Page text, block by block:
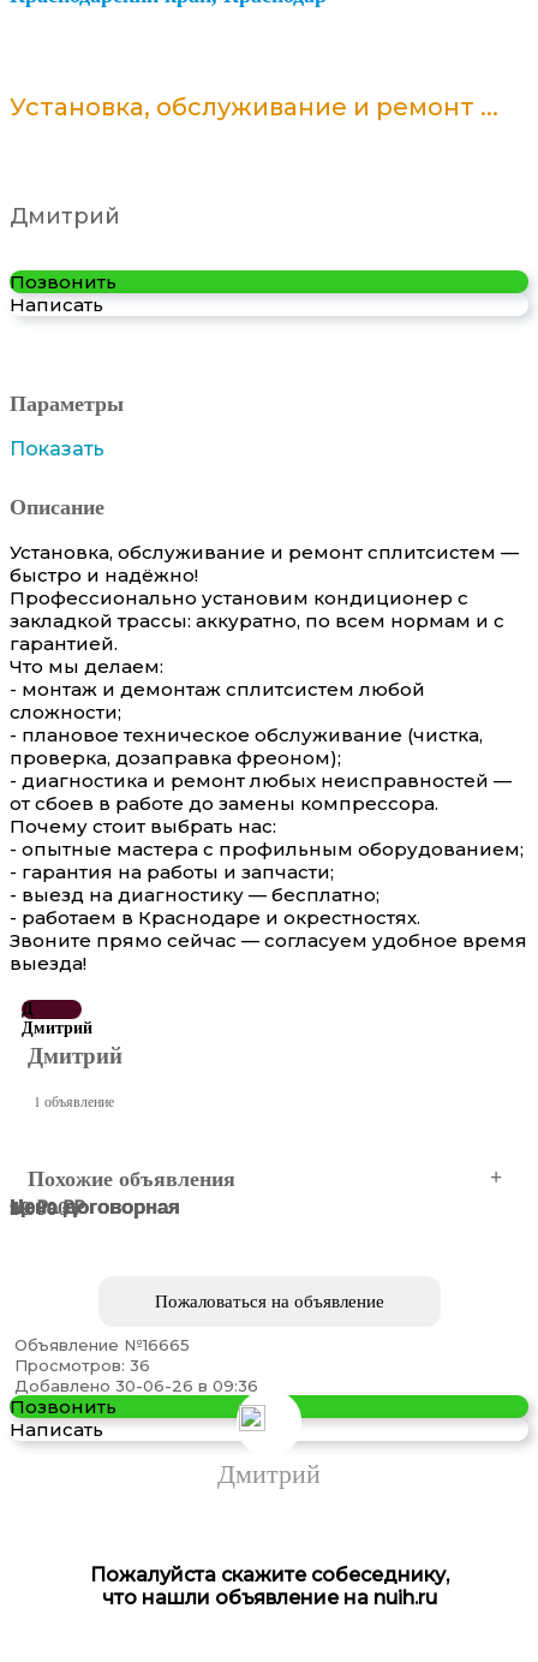
Установка, обслуживание и ремонт ...
Дмитрий
Позвонить
Написать
Параметры
Показать
Описание
Установка, обслуживание и ремонт сплитсистем —
быстро и надёжно!
Профессионально установим кондиционер с
закладкой трассы: аккуратно, по всем нормам и с
гарантией.
Что мы делаем:
- монтаж и демонтаж сплитсистем любой
сложности;
- плановое техническое обслуживание (чистка,
проверка, дозаправка фреоном);
- диагностика и ремонт любых неисправностей —
от сбоев в работе до замены компрессора.
Почему стоит выбрать нас:
- опытные мастера с профильным оборудованием;
- гарантия на работы и запчасти;
- выезд на диагностику — бесплатно;
- работаем в Краснодаре и окрестностях.
Звоните прямо сейчас — согласуем удобное время
выезда!
Д
Дмитрий
Дмитрий
1 объявление
Похожие объявления
Молоок латунный от 200 гр
Цена договорная
5 000 ₽
19 000 ₽
Цена договорная
90 ₽
Цена договорная
Пожаловаться на объявление
Объявление №16665
Просмотров: 36
Добавлено 30-06-26 в 09:36
Позвонить
Написать
Дмитрий
Пожалуйста скажите собеседнику,
что нашли объявление на nuih.ru